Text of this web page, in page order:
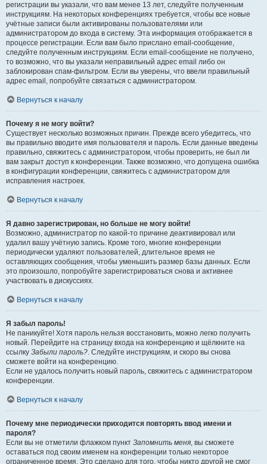
регистрации вы указали, что вам менее 13 лет, следуйте полученным
инструкциям. На некоторых конференциях требуется, чтобы все новые
учётные записи были активированы пользователями или
администратором до входа в систему. Эта информация отображается в
процессе регистрации. Если вам было прислано email-сообщение,
следуйте полученным инструкциям. Если email-сообщение не получено,
то возможно, что вы указали неправильный адрес email либо он
заблокирован спам-фильтром. Если вы уверены, что ввели правильный
адрес email, попробуйте связаться с администратором.
Вернуться к началу
Почему я не могу войти?
Существует несколько возможных причин. Прежде всего убедитесь, что
вы правильно вводите имя пользователя и пароль. Если данные введены
правильно, свяжитесь с администратором, чтобы проверить, не был ли
вам закрыт доступ к конференции. Также возможно, что допущена ошибка
в конфигурации конференции, свяжитесь с администратором для
исправления настроек.
Вернуться к началу
Я давно зарегистрирован, но больше не могу войти!
Возможно, администратор по какой-то причине деактивировал или
удалил вашу учётную запись. Кроме того, многие конференции
периодически удаляют пользователей, длительное время не
оставляющих сообщения, чтобы уменьшить размер базы данных. Если
это произошло, попробуйте зарегистрироваться снова и активнее
участвовать в дискуссиях.
Вернуться к началу
Я забыл пароль!
Не паникуйте! Хотя пароль нельзя восстановить, можно легко получить
новый. Перейдите на страницу входа на конференцию и щёлкните на
ссылку Забыли пароль?. Следуйте инструкциям, и скоро вы снова
сможете войти на конференцию.
Если не удалось получить новый пароль, свяжитесь с администратором
конференции.
Вернуться к началу
Почему мне периодически приходится повторять ввод имени и
пароля?
Если вы не отметили флажком пункт Запомнить меня, вы сможете
оставаться под своим именем на конференции только некоторое
ограниченное время. Это сделано для того, чтобы никто другой не смог